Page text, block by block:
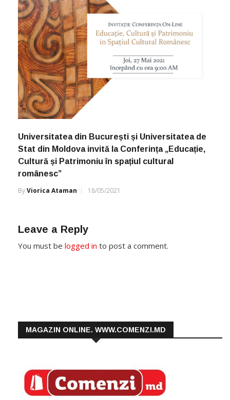
Universitatea din București și Universitatea de
Stat din Moldova invită la Conferința „Educație,
Cultură și Patrimoniu în spațiul cultural
românesc”
ByViorica Ataman 18/05/2021
Leave a Reply
You must be logged in to post a comment.
MAGAZIN ONLINE. WWW.COMENZI.MD